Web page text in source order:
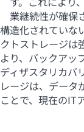
業継続性が確保
構造化されていな
クトストレージは
より、バックアッ
ディザスタリカバ
レージは、データ
ことで、現在のIT